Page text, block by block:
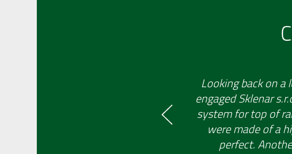
Looking back on
engaged Sklenar
system for top of
were made of a
perfect.